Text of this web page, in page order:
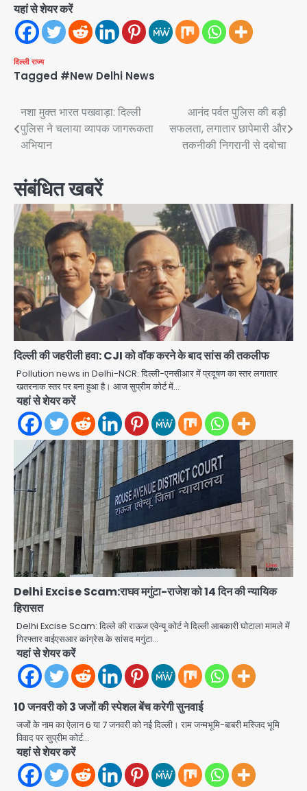
यहां से शेयर करें
दिल्ली राज्य
Tagged #New Delhi News
Post
navigation
नशा मुक्त भारत पखवाड़ा: दिल्ली
पुलिस ने चलाया व्यापक जागरूकता
अभियान
आनंद पर्वत पुलिस की बड़ी
सफलता, लगातार छापेमारी और
तकनीकी निगरानी से दबोचा
संबंधित खबरें
दिल्ली की जहरीली हवा: CJI को वॉक करने के बाद सांस की तकलीफ
Pollution news in Delhi-NCR: दिल्ली-एनसीआर में प्रदूषण का स्तर लगातार
खतरनाक स्तर पर बना हुआ है। आज सुप्रीम कोर्ट में…
यहां से शेयर करें
Delhi Excise Scam:राघव मगुंटा-राजेश को 14 दिन की न्यायिक
हिरासत
Delhi Excise Scam: दिल्ले की राऊज एवेन्यू कोर्ट ने दिल्ली आबकारी घोटाला मामले में
गिरफ्तार वाईएसआर कांग्रेस के सांसद मगुंटा…
यहां से शेयर करें
10 जनवरी को 3 जजों की स्पेशल बेंच करेगी सुनवाई
जजों के नाम का ऐलान 6 या 7 जनवरी को नई दिल्ली। राम जन्मभूमि-बाबरी मस्जिद भूमि
विवाद पर सुप्रीम कोर्ट…
यहां से शेयर करें
2
Zepto Dhoom: ग्रेटर नोएडा के धूम
मानिकपुर Zepto वेयरहाउस में वेतन कटौती
को लेकर 100 से ज्यादा कर्मचारियों का विरोध
प्रदर्शन
Avinash Kumar
3
Parshvanath Building
Shooting: सिक्योरिटी गार्ड की गोली से 17
वर्षीय किशोर की मौत
Avinash Kumar
4
Air India Phuket Delhi flight:
कैप्टन का डोप टेस्ट पॉजिटिव, 17 घायल;
DGCA जांच जारी
Avinash Kumar
5
Baramati Airport Plane Crash:
रनवे पर ट्रेनी विमान क्रैश, जांच शुरू
Shaheen Bagh News: बारिश के बाद